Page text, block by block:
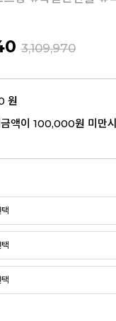
3,109,970
원
액이 100,000원 미만